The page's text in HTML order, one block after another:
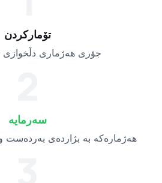
تۆمارکردن
جۆری هەژماری
سەرمایە
هەژمارەکە بە بژاردەی بەردەست و